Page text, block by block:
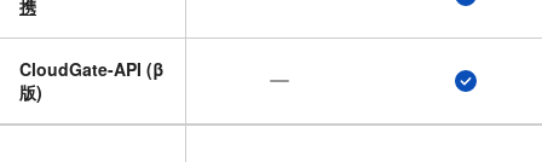
携
CloudGate-API (β
版)